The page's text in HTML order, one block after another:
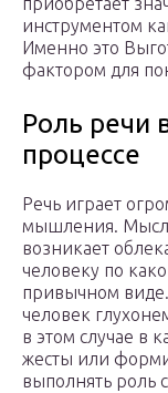
инструментом
Именно это
фактором для
Роль речи
процессе
Речь играет
мышления.
возникает
человеку по
привычном
человек
в этом случае в
жесты или
выполнять роль